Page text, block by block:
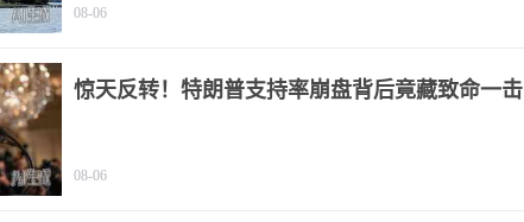
08-06
惊天反转！特朗普支持率崩盘背后竟藏致命一击
08-06